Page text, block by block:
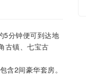
5分钟便可到达地
古镇、七宝古
含2间豪华套房。